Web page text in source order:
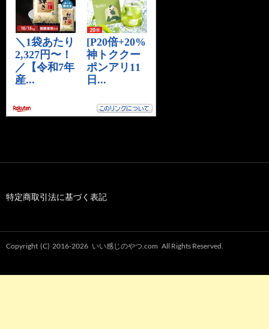
特定商取引法に基づく表記
Copyright (C) 2016-2026 いい感じのやつ.com All Rights Reserved.